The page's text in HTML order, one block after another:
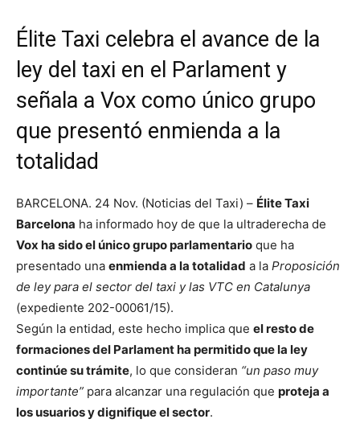
Élite Taxi celebra el avance de la
ley del taxi en el Parlament y
señala a Vox como único grupo
que presentó enmienda a la
totalidad
BARCELONA. 24 Nov. (Noticias del Taxi) – Élite Taxi
Barcelona ha informado hoy de que la ultraderecha de
Vox ha sido el único grupo parlamentario que ha
presentado una enmienda a la totalidad a la Proposición
de ley para el sector del taxi y las VTC en Catalunya
(expediente 202-00061/15).
Según la entidad, este hecho implica que el resto de
formaciones del Parlament ha permitido que la ley
continúe su trámite, lo que consideran “un paso muy
importante” para alcanzar una regulación que proteja a
los usuarios y dignifique el sector.